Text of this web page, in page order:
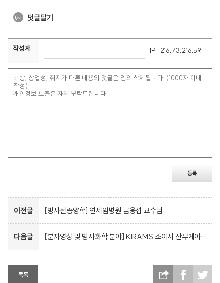
덧글달기
작성자 IP : 216.73.216.59
등록
이전글 [방사선종양학] 연세암병원 금웅섭 교수님
다음글 [분자영상 및 방사화학 분야] KIRAMS 조이시 산무게아, 정혜주 연구원님, 김진수 박사님
목록